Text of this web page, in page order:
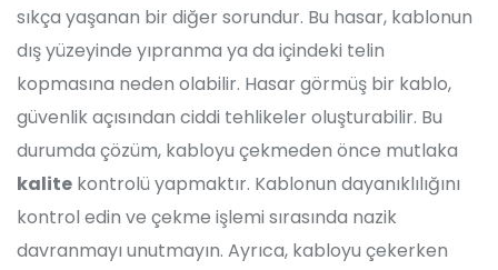
sıkça yaşanan bir diğer sorundur. Bu hasar, kablonun
dış yüzeyinde yıpranma ya da içindeki telin
kopmasına neden olabilir. Hasar görmüş bir kablo,
güvenlik açısından ciddi tehlikeler oluşturabilir. Bu
durumda çözüm, kabloyu çekmeden önce mutlaka
kalite kontrolü yapmaktır. Kablonun dayanıklılığını
kontrol edin ve çekme işlemi sırasında nazik
davranmayı unutmayın. Ayrıca, kabloyu çekerken